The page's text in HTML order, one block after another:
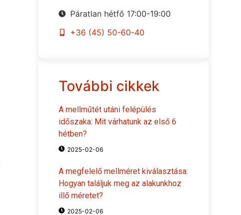
Páratlan hétfő 17:00-19:00
+36 (45) 50-60-40
További cikkek
A mellműtét utáni felépülés
időszaka: Mit várhatunk az első 6
hétben?
2025-02-06
A megfelelő mellméret kiválasztása:
Hogyan találjuk meg az alakunkhoz
illő méretet?
2025-02-06